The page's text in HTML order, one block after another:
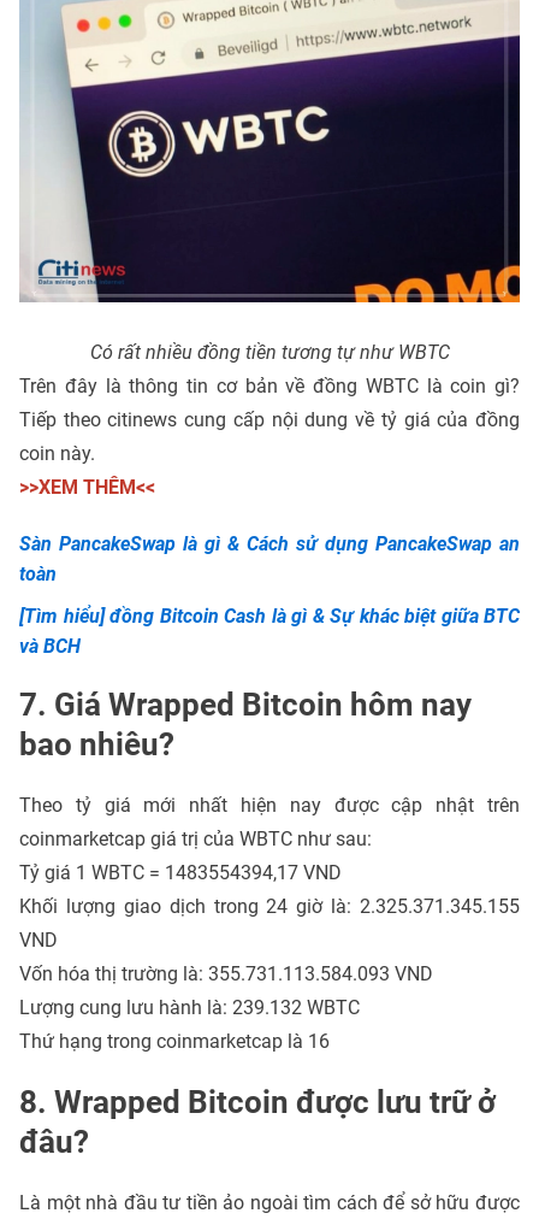
Có rất nhiều đồng tiền tương tự như WBTC
Trên đây là thông tin cơ bản về đồng WBTC là coin gì?
Tiếp theo citinews cung cấp nội dung về tỷ giá của đồng
coin này.
>>XEM THÊM<<
Sàn PancakeSwap là gì & Cách sử dụng PancakeSwap an
toàn
[Tìm hiểu] đồng Bitcoin Cash là gì & Sự khác biệt giữa BTC
và BCH
7. Giá Wrapped Bitcoin hôm nay
bao nhiêu?
Theo tỷ giá mới nhất hiện nay được cập nhật trên
coinmarketcap giá trị của WBTC như sau:
Tỷ giá 1 WBTC = 1483554394,17 VND
Khối lượng giao dịch trong 24 giờ là: 2.325.371.345.155
VND
Vốn hóa thị trường là: 355.731.113.584.093 VND
Lượng cung lưu hành là: 239.132 WBTC
Thứ hạng trong coinmarketcap là 16
8. Wrapped Bitcoin được lưu trữ ở
đâu?
Là một nhà đầu tư tiền ảo ngoài tìm cách để sở hữu được